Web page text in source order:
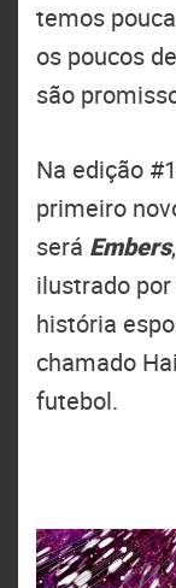
temos
os poucos
são
Na edição
primeiro
será Embers
ilustrado
história
chamado
futebol.